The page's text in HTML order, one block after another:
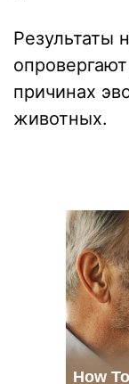
Результаты
причинах
животных.